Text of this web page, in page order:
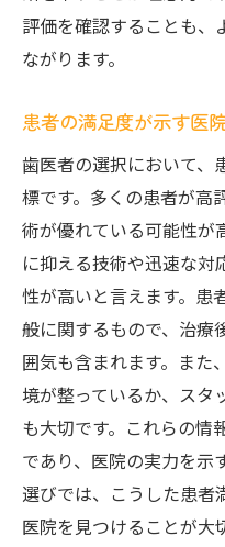
評価を確認することも、
ながります。
患者の満足度が示す医
歯医者の選択において、
標です。多くの患者が高
術が優れている可能性が
に抑える技術や迅速な
性が高いと言えます。患
般に関するもので、治療
囲気も含まれます。また
境が整っているか、スタ
も大切です。これらの情
であり、医院の実力を示
選びでは、こうした患者
医院を見つけることが大